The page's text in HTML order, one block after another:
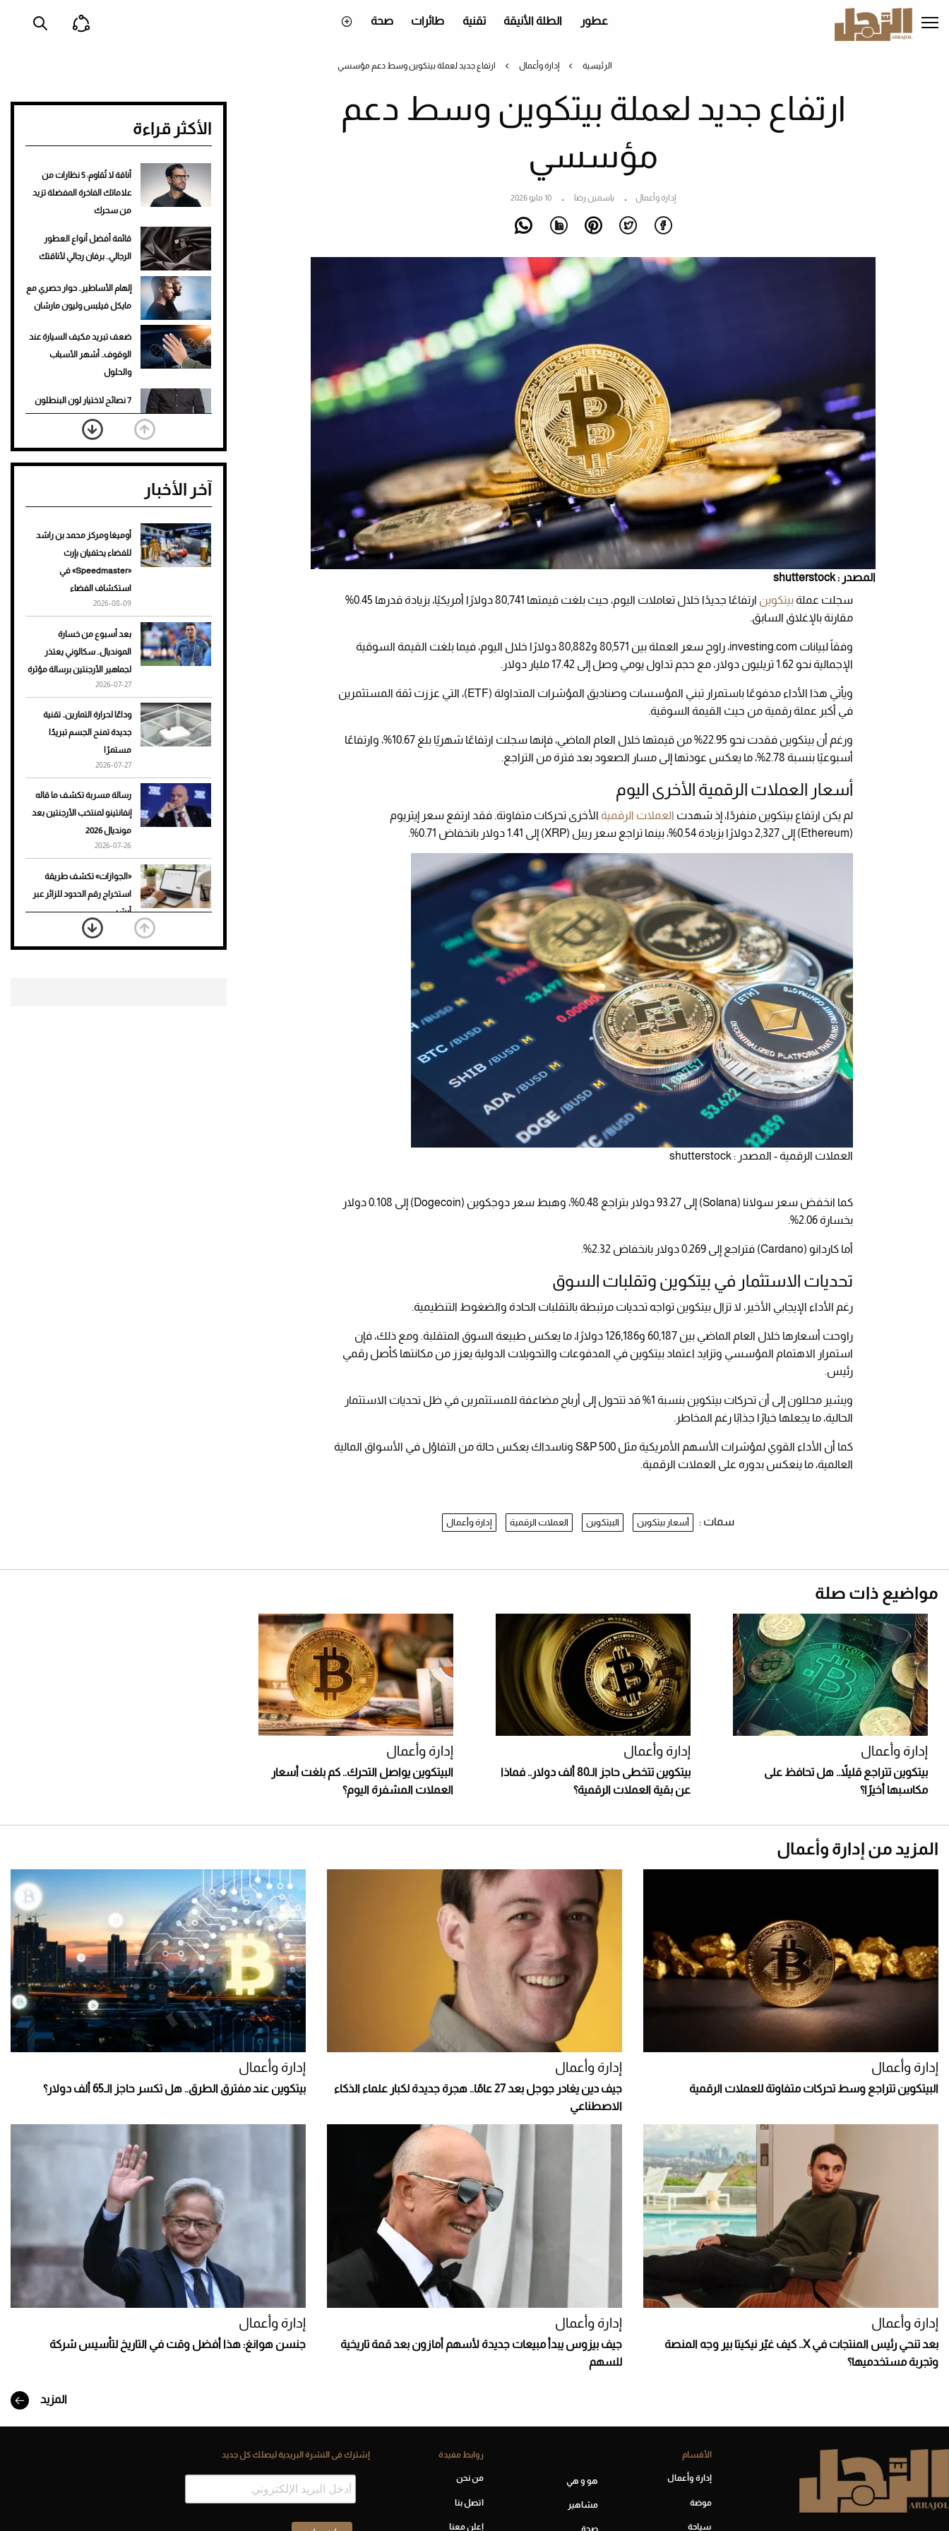
إلى
المحتوى
عطور الطلة الأنيقة تقنية طائرات صحة
الرئيسية إدارة وأعمال ارتفاع جديد لعملة بيتكوين وسط دعم مؤسسي
ارتفاع جديد لعملة بيتكوين وسط دعم
مؤسسي
إدارة وأعمال ياسمين رضا 10 مايو 2026
المصدر : shutterstock
سجلت عملة بيتكوين
ارتفاعًا جديدًا خلال تعاملات اليوم، حيث بلغت قيمتها 80,741 دولارًا أمريكيًا، بزيادة قدرها 0.45%
مقارنة بالإغلاق السابق.
وفقاً لبيانات investing.com، راوح سعر العملة بين 80,571 و80,882 دولارًا خلال اليوم، فيما بلغت القيمة السوقية
الإجمالية نحو 1.62 تريليون دولار، مع حجم تداول يومي وصل إلى 17.42 مليار دولار.
ويأتي هذا الأداء مدفوعًا باستمرار تبني المؤسسات وصناديق المؤشرات المتداولة (ETF)، التي عززت ثقة المستثمرين
في أكبر عملة رقمية من حيث القيمة السوقية.
ورغم أن بيتكوين فقدت نحو 22.95% من قيمتها خلال العام الماضي، فإنها سجلت ارتفاعًا شهريًا بلغ 10.67%، وارتفاعًا
أسبوعيًا بنسبة 2.78%، ما يعكس عودتها إلى مسار الصعود بعد فترة من التراجع.
أسعار العملات الرقمية الأخرى اليوم
لم يكن ارتفاع بيتكوين منفردًا، إذ شهدت العملات الرقمية الأخرى تحركات متفاوتة. فقد ارتفع سعر إيثريوم
(Ethereum) إلى 2,327 دولارًا بزيادة 0.54%، بينما تراجع سعر ريبل (XRP) إلى 1.41 دولار بانخفاض 0.71%.
العملات الرقمية - المصدر : shutterstock
كما انخفض سعر سولانا (Solana) إلى 93.27 دولار بتراجع 0.48%، وهبط سعر دوجكوين (Dogecoin) إلى 0.108 دولار
بخسارة 2.06%.
أما كاردانو (Cardano) فتراجع إلى 0.269 دولار بانخفاض 2.32%.
تحديات الاستثمار في بيتكوين وتقلبات السوق
رغم الأداء الإيجابي الأخير، لا تزال بيتكوين تواجه تحديات مرتبطة بالتقلبات الحادة والضغوط التنظيمية.
راوحت أسعارها خلال العام الماضي بين 60,187 و126,186 دولارًا، ما يعكس طبيعة السوق المتقلبة. ومع ذلك، فإن
استمرار الاهتمام المؤسسي وتزايد اعتماد بيتكوين في المدفوعات والتحويلات الدولية يعزز من مكانتها كأصل رقمي
رئيس.
ويشير محللون إلى أن تحركات بيتكوين بنسبة 1% قد تتحول إلى أرباح مضاعفة للمستثمرين في ظل تحديات الاستثمار
الحالية، ما يجعلها خيارًا جذابًا رغم المخاطر.
كما أن الأداء القوي لمؤشرات الأسهم الأمريكية مثل S&P 500 وناسداك يعكس حالة من التفاؤل في الأسواق المالية
العالمية، ما ينعكس بدوره على العملات الرقمية.
الأكثر قراءة
أناقة لا تُقاوم: 5 نظارات من
علاماتك الفاخرة المفضلة تزيد
من سحرك
قائمة أفضل أنواع العطور
الرجالي.. برفان رجالي لأناقتك
إلهام الأساطير.. حوار حصري مع
مايكل فيلبس وليون مارشان
ضعف تبريد مكيف السيارة عند
الوقوف.. أشهر الأسباب
والحلول
7 نصائح لاختيار لون البنطلون
المناسب للقميص الأسود
نرى المستقبل من خلال
تصميماتنا.. كيف حجزت 1886
تمنحك فخامة استثنائية
لإطلالة جريئة وعصرية
أحذية Mary Jane: ترف وأناقة
آخر الأخبار
أوميغا ومركز محمد بن راشد
للفضاء يحتفيان بإرث
«Speedmaster» في
استكشاف الفضاء
2026-08-09
بعد أسبوع من خسارة
المونديال.. سكالوني يعتذر
لجماهير الأرجنتين برسالة مؤثرة
2026-07-27
وداعًا لحرارة التمارين.. تقنية
جديدة تمنح الجسم تبريدًا
مستمرًا
2026-07-27
رسالة مسربة تكشف ما قاله
إنفانتينو لمنتخب الأرجنتين بعد
مونديال 2026
2026-07-26
«الجوازات» تكشف طريقة
استخراج رقم الحدود للزائر عبر
أبشر
2026-07-26
سمات : أسعار بيتكوين البيتكوين العملات الرقمية إدارة وأعمال
مواضيع ذات صلة
إدارة وأعمال
بيتكوين تتراجع قليلاً.. هل تحافظ على
مكاسبها أخيرًا؟
إدارة وأعمال
بيتكوين تتخطى حاجز الـ80 ألف دولار.. فماذا
عن بقية العملات الرقمية؟
إدارة وأعمال
البيتكوين يواصل التحرك.. كم بلغت أسعار
العملات المشفرة اليوم؟
المزيد من إدارة وأعمال
إدارة وأعمال
البيتكوين تتراجع وسط تحركات متفاوتة للعملات الرقمية
إدارة وأعمال
جيف دين يغادر جوجل بعد 27 عامًا.. هجرة جديدة لكبار علماء الذكاء
الاصطناعي
إدارة وأعمال
بيتكوين عند مفترق الطرق.. هل تكسر حاجز الـ65 ألف دولار؟
إدارة وأعمال
بعد تنحي رئيس المنتجات في X.. كيف غيّر نيكيتا بير وجه المنصة
وتجربة مستخدميها؟
إدارة وأعمال
جيف بيزوس يبدأ مبيعات جديدة لأسهم أمازون بعد قمة تاريخية
للسهم
إدارة وأعمال
جنسن هوانغ: هذا أفضل وقت في التاريخ لتأسيس شركة
المزيد
الأقسام
إدارة وأعمال
موضة
سياحة
هو و هي
مشاهير
روابط مفيدة
من نحن
اتصل بنا
إعلن معنا
إشترك فى النشرة البريدية ليصلك كل جديد